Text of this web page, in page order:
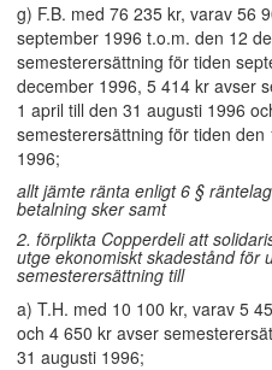
g) F.B. med 76 235 kr, varav 56
september 1996 t.o.m. den 12
semesterersättning för tiden
december 1996, 5 414 kr avser
1 april till den 31 augusti 1996
semesterersättning för tiden
1996;
allt jämte ränta enligt 6 §
betalning sker samt
2. förplikta Copperdeli att
utge ekonomiskt skadestånd för
semesterersättning till
a) T.H. med 10 100 kr, varav 5
och 4 650 kr avser
31 augusti 1996;